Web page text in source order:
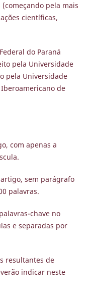
pela mais
científicas,
do Paraná
pela Universidade
pela Universidade
de
com apenas a
sem parágrafo
palavras.
chave no
e separadas por
resultantes de
indicar neste